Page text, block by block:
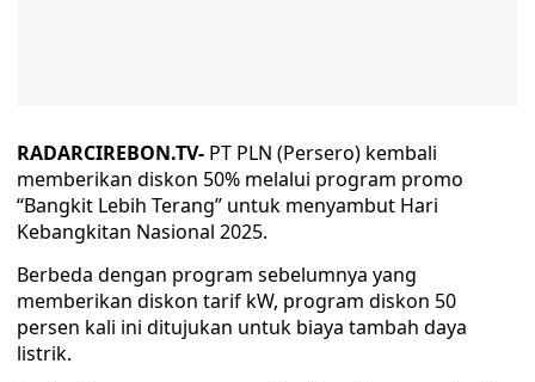
RADARCIREBON.TV- PT PLN (Persero) kembali
memberikan diskon 50% melalui program promo
“Bangkit Lebih Terang” untuk menyambut Hari
Kebangkitan Nasional 2025.
Berbeda dengan program sebelumnya yang
memberikan diskon tarif kW, program diskon 50
persen kali ini ditujukan untuk biaya tambah daya
listrik.